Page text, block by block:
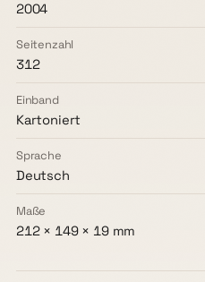
2004
Seitenzahl
312
Einband
Kartoniert
Sprache
Deutsch
Maße
212 × 149 × 19 mm